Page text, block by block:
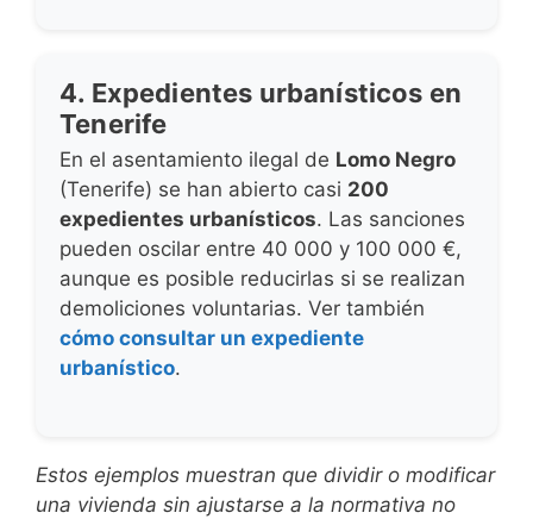
4. Expedientes urbanísticos en
Tenerife
En el asentamiento ilegal de Lomo Negro
(Tenerife) se han abierto casi 200
expedientes urbanísticos. Las sanciones
pueden oscilar entre 40 000 y 100 000 €,
aunque es posible reducirlas si se realizan
demoliciones voluntarias. Ver también
cómo consultar un expediente
urbanístico.
Estos ejemplos muestran que dividir o modificar
una vivienda sin ajustarse a la normativa no